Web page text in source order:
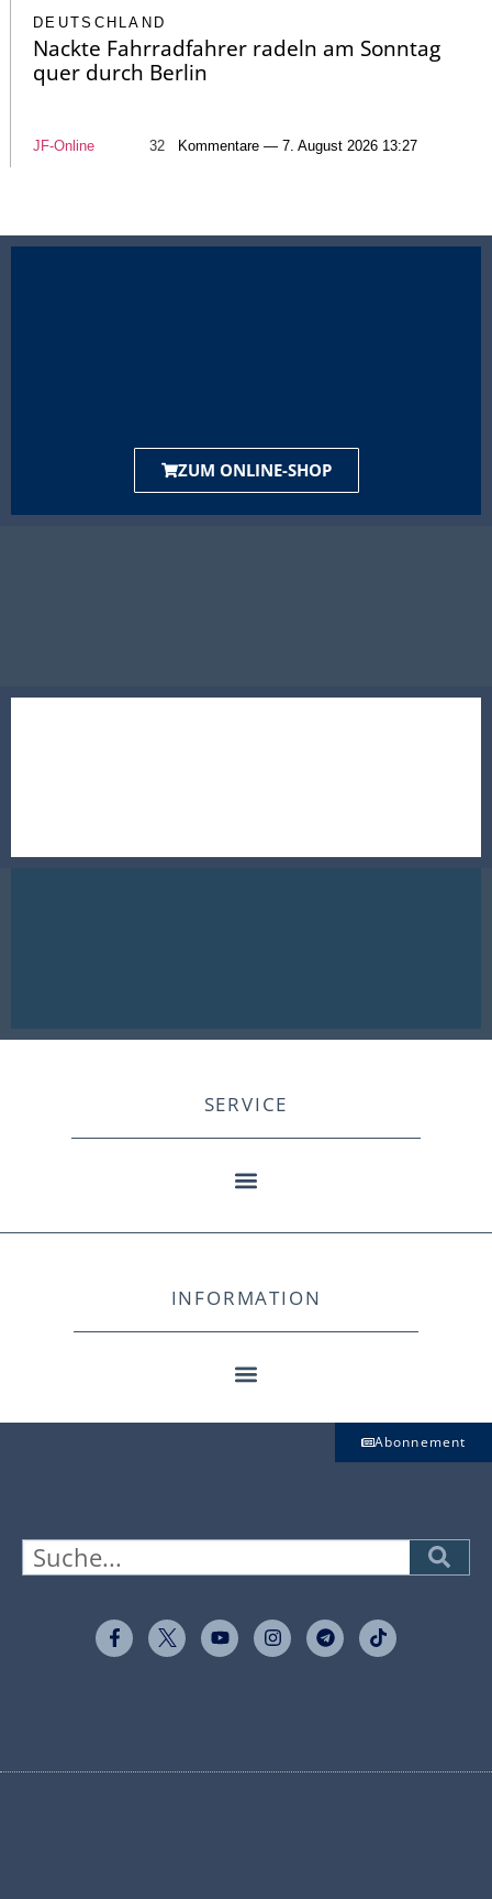
DEUTSCHLAND
Nackte Fahrradfahrer radeln am Sonntag
quer durch Berlin
JF-Online 32 Kommentare — 7. August 2026 13:27
ZUM ONLINE-SHOP
SERVICE
INFORMATION
Abonnement